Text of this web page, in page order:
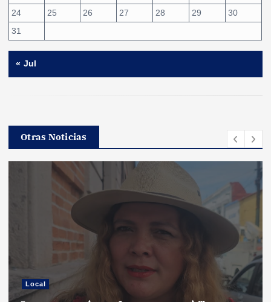
24
25 26 27 28 29
30
31
« Jul
Otras Noticias
Local